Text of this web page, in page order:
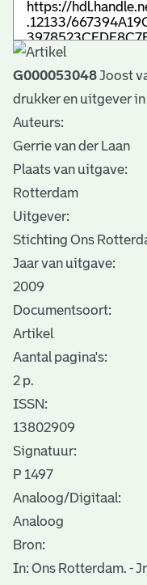
G000053048Joost
drukker en uitgever
Auteurs:
Gerrie van der Laan
Plaats van uitgave:
Rotterdam
Uitgever:
Stichting Ons
Jaar van uitgave:
2009
Documentsoort:
Artikel
Aantal pagina's:
2 p.
ISSN:
13802909
Signatuur:
P 1497
Analoog/Digitaal:
Analoog
Bron:
In: Ons Rotterdam. -